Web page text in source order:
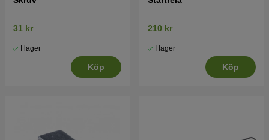
31 kr
I lager
Köp
210 kr
I lager
Köp